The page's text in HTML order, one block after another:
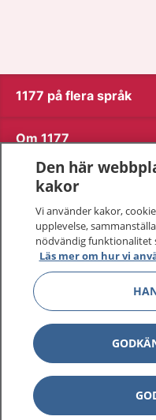
1177 på flera språk
Om 1177
Kontakt
Behandling av
Hantering av kakor
Inställningar för kakor
1177 – en
Den här
kakor
Vi använder kakor,
upplevelse,
nödvändig funktionalitet
Läs mer om hur vi